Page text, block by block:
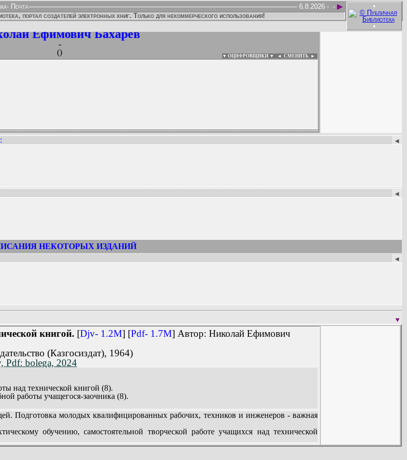
•
•
►
- Почта -
6.8.2026 -
портал создателей электронных книг. Только для некоммерческого использования!
Ефимович Бахарев
-
()
▼ ОЦИФРОВЩИКИ ▼ ◄ СМЕНИТЬ ►
:
◄
:
◄
НЕКОТОРЫХ ИЗДАНИЙ
◄
▼
книгой. [Djv- 1.2M] [Pdf- 1.7M] Автор: Николай Ефимович
(Казгосиздат), 1964)
Pdf: bolega, 2024
над технической книгой (8).
работы учащегося-заочника (8).
(18).
работы над технической литературой (21).
Подготовка молодых квалифицированных рабочих, техников и инженеров - важная
обучению, самостоятельной творческой работе учащихся над технической
и культуры чтения технической литературы. Она явится хорошим пособием для